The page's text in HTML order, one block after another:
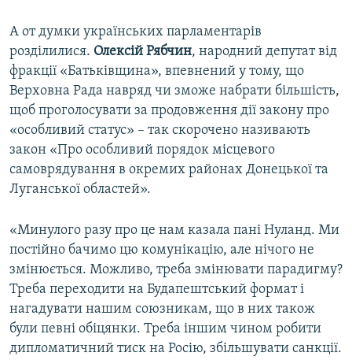
А от думки українських парламентарів
розділилися. Олексій Рябчин, народний депутат від
фракції «Батьківщина», впевнений у тому, що
Верховна Рада навряд чи зможе набрати більшість,
щоб проголосувати за продовження дії закону про
«особливий статус» – так скорочено називають
закон «Про особливий порядок місцевого
самоврядування в окремих районах Донецької та
Луганської областей».
«Минулого разу про це нам казала пані Нуланд. Ми
постійно бачимо цю комунікацію, але нічого не
змінюється. Можливо, треба змінювати парадигму?
Треба переходити на Будапештський формат і
нагадувати нашим союзникам, що в них також
були певні обіцянки. Треба іншим чином робити
дипломатичний тиск на Росію, збільшувати санкції.